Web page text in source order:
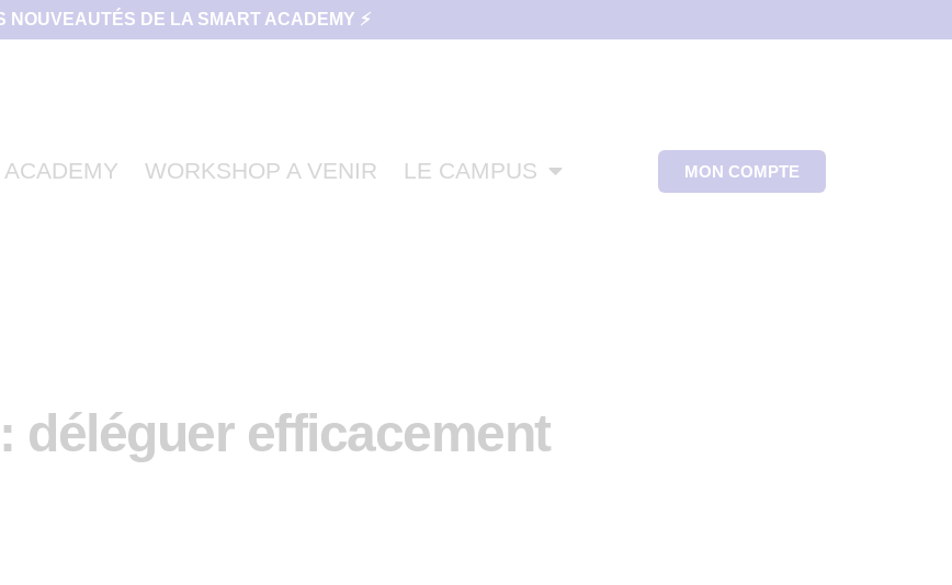
NOUVEAUTÉS DE LA SMART ACADEMY ⚡
WORKSHOP A VENIR LE CAMPUS MON COMPTE
déléguer efficacement